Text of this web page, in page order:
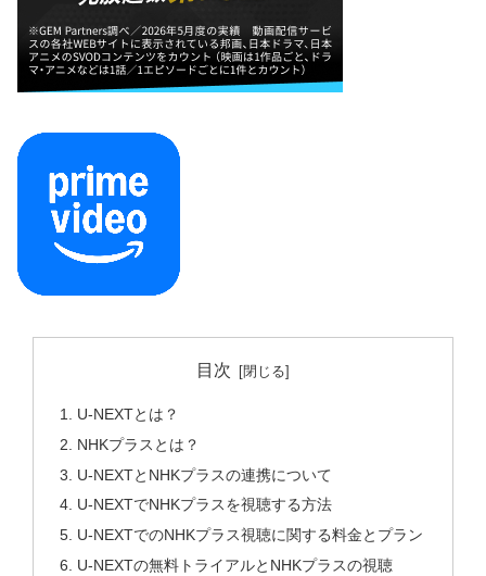
目次
U-NEXTとは？
NHKプラスとは？
U-NEXTとNHKプラスの連携について
U-NEXTでNHKプラスを視聴する方法
U-NEXTでのNHKプラス視聴に関する料金とプラン
U-NEXTの無料トライアルとNHKプラスの視聴